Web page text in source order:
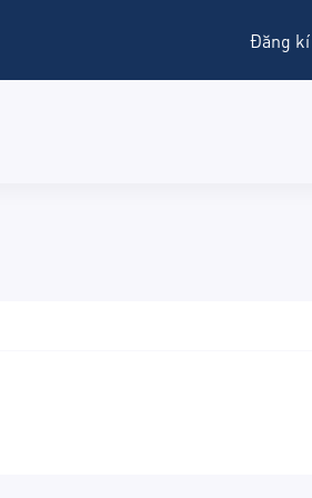
Đăng kí